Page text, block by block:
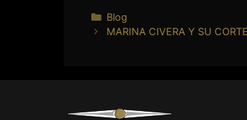
Blog
MARINA CIVERA Y SU